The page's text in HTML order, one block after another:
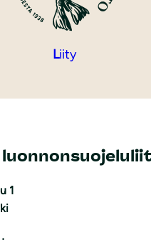
Liity
1